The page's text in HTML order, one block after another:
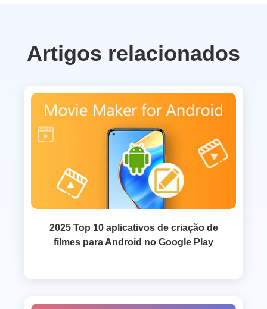
Artigos relacionados
2025 Top 10 aplicativos de criação de
filmes para Android no Google Play